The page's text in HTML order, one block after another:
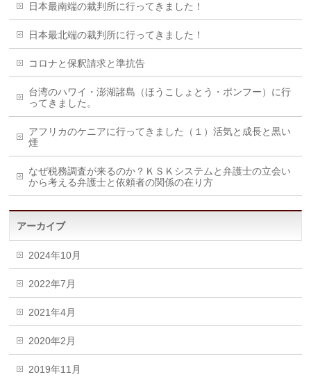
日本最南端の裁判所に行ってきました！
日本最北端の裁判所に行ってきました！
コロナと保釈請求と準抗告
台湾のハワイ・澎湖諸島（ほうこしょとう・ポンフー）に行
ってきました。
アフリカのケニアに行ってきました（１）活気と成長と黒い
煙
なぜ税務調査が来るのか？ＫＳＫシステムと弁護士の立会い
から考える弁護士と依頼者の関係の在り方
アーカイブ
2024年10月
2022年7月
2021年4月
2020年2月
2019年11月